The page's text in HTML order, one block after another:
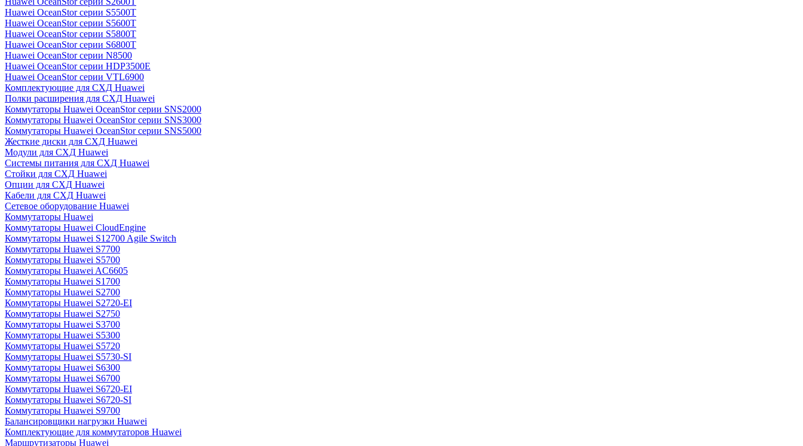
Huawei OceanStor серии S5500T
Huawei OceanStor серии S5600T
Huawei OceanStor серии S5800T
Huawei OceanStor серии S6800T
Huawei OceanStor серии N8500
Huawei OceanStor серии HDP3500E
Huawei OceanStor серии VTL6900
Комплектующие для СХД Huawei
Полки расширения для СХД Huawei
Коммутаторы Huawei OceanStor серии SNS2000
Коммутаторы Huawei OceanStor серии SNS3000
Коммутаторы Huawei OceanStor серии SNS5000
Жесткие диски для СХД Huawei
Модули для СХД Huawei
Системы питания для СХД Huawei
Стойки для СХД Huawei
Опции для СХД Huawei
Кабели для СХД Huawei
Сетевое оборудование Huawei
Коммутаторы Huawei
Коммутаторы Huawei CloudEngine
Коммутаторы Huawei S12700 Agile Switch
Коммутаторы Huawei S7700
Коммутаторы Huawei S5700
Коммутаторы Huawei AC6605
Коммутаторы Huawei S1700
Коммутаторы Huawei S2700
Коммутаторы Huawei S2720-EI
Коммутаторы Huawei S2750
Коммутаторы Huawei S3700
Коммутаторы Huawei S5300
Коммутаторы Huawei S5720
Коммутаторы Huawei S5730-SI
Коммутаторы Huawei S6300
Коммутаторы Huawei S6700
Коммутаторы Huawei S6720-EI
Коммутаторы Huawei S6720-SI
Коммутаторы Huawei S9700
Балансировщики нагрузки Huawei
Комплектующие для коммутаторов Huawei
Маршрутизаторы Huawei